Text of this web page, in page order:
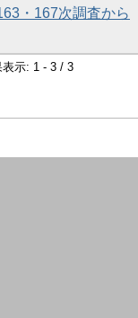
・167次調査から
表示: 1 - 3 / 3